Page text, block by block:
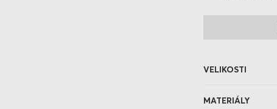
VELIKOSTI
MATERIÁLY